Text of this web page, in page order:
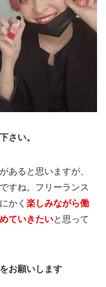
さい。
あると思いますが、
すね。フリーランス
かく 楽しみながら働
ていきたいと思って
お願いします